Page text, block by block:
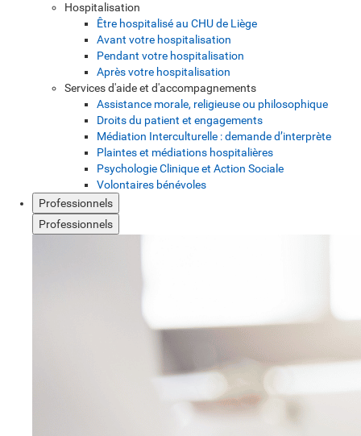
Hospitalisation
Être hospitalisé au CHU de Liège
Avant votre hospitalisation
Pendant votre hospitalisation
Après votre hospitalisation
Services d'aide et d'accompagnements
Assistance morale, religieuse ou philosophique
Droits du patient et engagements
Médiation Interculturelle : demande d’interprète
Plaintes et médiations hospitalières
Psychologie Clinique et Action Sociale
Volontaires bénévoles
Professionnels
Professionnels